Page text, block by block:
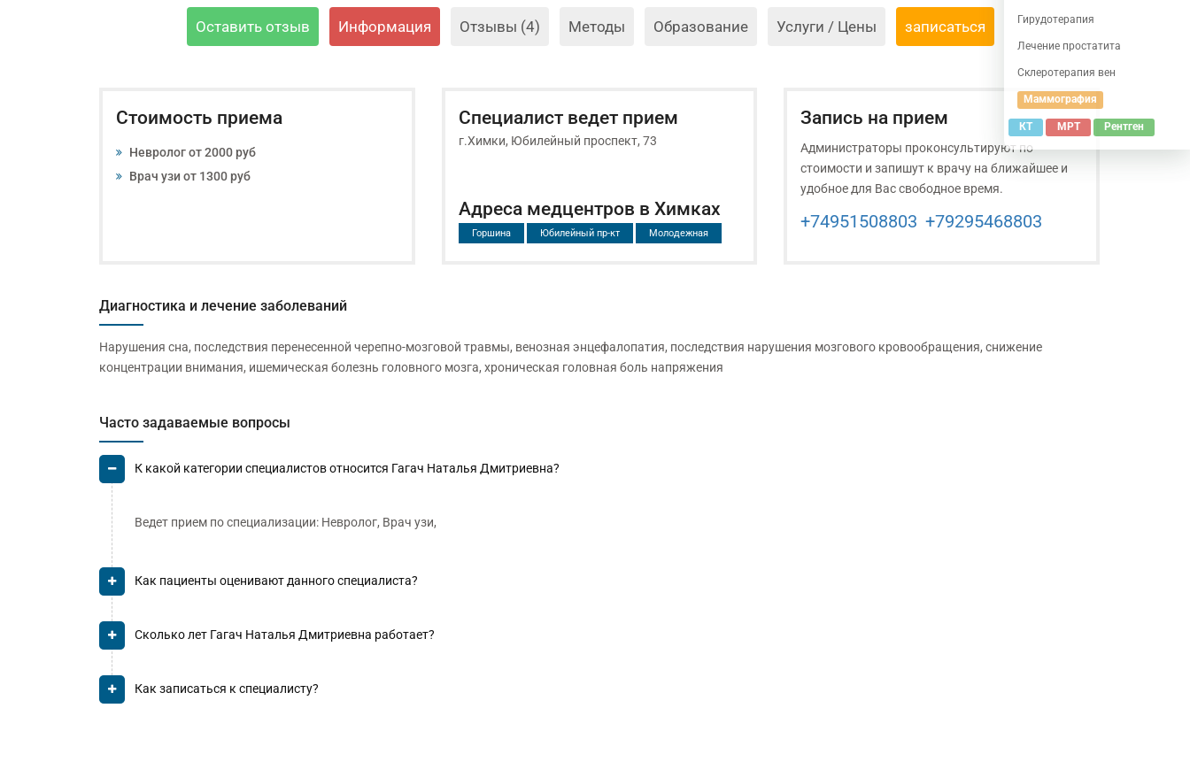
Оставить отзыв Информация Отзывы (4) Методы Образование Услуги / Цены записаться
Стоимость приема
Невролог от 2000 руб
Врач узи от 1300 руб
Специалист ведет прием
г.Химки, Юбилейный проспект, 73
Адреса медцентров в Химках
Горшина Юбилейный пр-кт Молодежная
Запись на прием
Администраторы проконсультируют по
стоимости и запишут к врачу на ближайшее и
удобное для Вас свободное время.
+74951508803 +79295468803
Диагностика и лечение заболеваний
Нарушения сна, последствия перенесенной черепно-мозговой травмы, венозная энцефалопатия, последствия нарушения мозгового кровообращения, снижение
концентрации внимания, ишемическая болезнь головного мозга, хроническая головная боль напряжения
Часто задаваемые вопросы
К какой категории специалистов относится Гагач Наталья Дмитриевна?
Ведет прием по специализации: Невролог, Врач узи,
Как пациенты оценивают данного специалиста?
Сколько лет Гагач Наталья Дмитриевна работает?
Как записаться к специалисту?
Гирудотерапия
Лечение простатита
Склеротерапия вен
Маммография
КТ МРТ Рентген